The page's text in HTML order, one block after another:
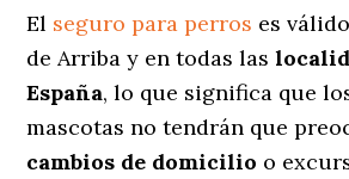
El seguro para perros es
de Arriba y en todas las
España, lo que significa que
mascotas no tendrán que
cambios de domicilio o